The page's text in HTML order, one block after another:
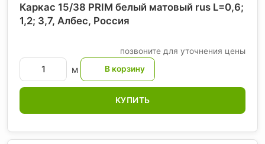
Каркас 15/38 PRIM белый матовый rus L=0,6;
1,2; 3,7, Албес, Россия
позвоните для уточнения цены
м
КУПИТЬ